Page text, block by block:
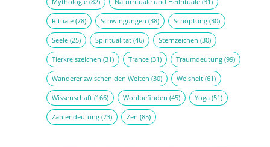
Rituale(78) Schwingungen (38) Schöpfung(30)
Seele(25) Spiritualität(46) Sternzeichen (30)
Tierkreiszeichen (31) Trance(31) Traumdeutung(99)
Wanderer zwischen den Welten (30) Weisheit(61)
Wissenschaft(166) Wohlbefinden (45) Yoga(51)
Zahlendeutung(73) Zen (85)